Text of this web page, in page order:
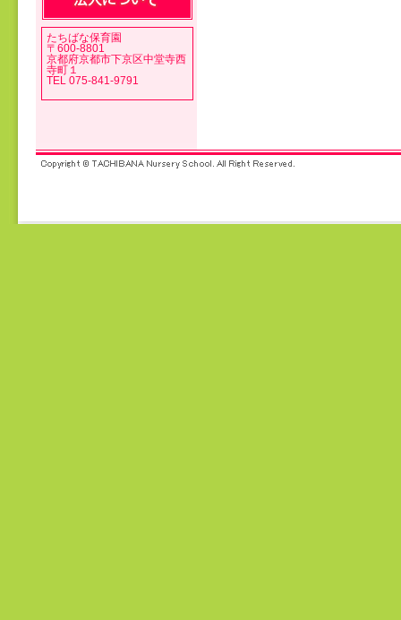
たちばな保育園
〒600-8801
京都府京都市下京区中堂寺西
寺町１
TEL 075-841-9791